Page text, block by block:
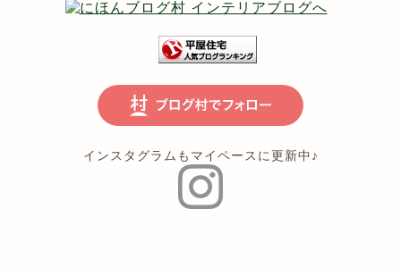
インスタグラムもマイペースに更新中♪